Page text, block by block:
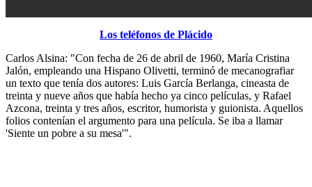
Los teléfonos de Plácido
Carlos Alsina: "Con fecha de 26 de abril de 1960, María Cristina
Jalón, empleando una Hispano Olivetti, terminó de mecanografiar
un texto que tenía dos autores: Luis García Berlanga, cineasta de
treinta y nueve años que había hecho ya cinco películas, y Rafael
Azcona, treinta y tres años, escritor, humorista y guionista. Aquellos
folios contenían el argumento para una película. Se iba a llamar
'Siente un pobre a su mesa'".